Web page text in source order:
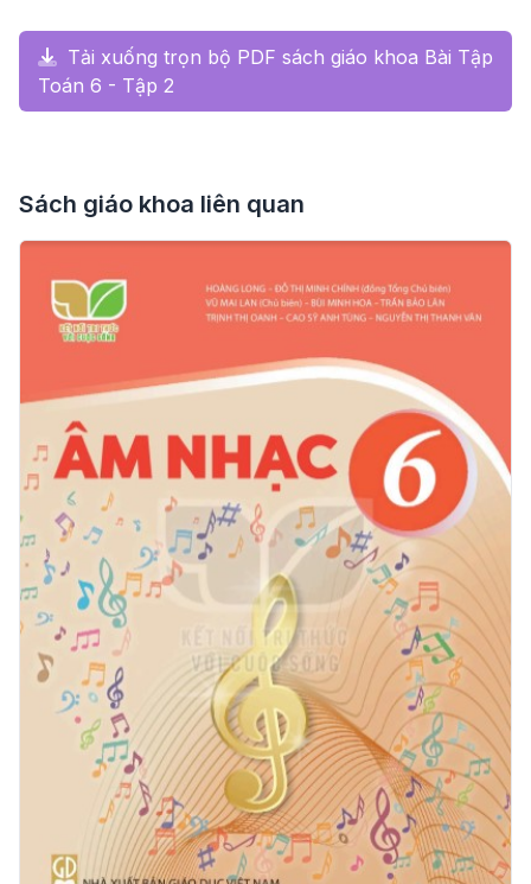
Tải xuống trọn bộ PDF sách giáo khoa Bài Tập
Toán 6 - Tập 2
Sách giáo khoa liên quan